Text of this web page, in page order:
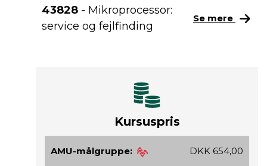
43828 - Mikroprocessor:
service og fejlfinding
Se mere
Kursuspris
AMU-målgruppe: DKK 654,00